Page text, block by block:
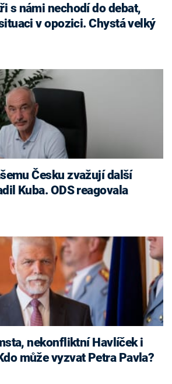
s námi nechodí do debat,
v opozici. Chystá velký
Kuba. ODS reagovala
může vyzvat Petra Pavla?